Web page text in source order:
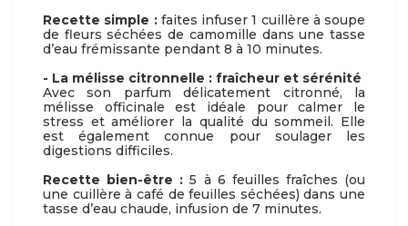
Recette simple :faites infuser 1 cuillère à soupe
de fleurs séchées de camomille dans une tasse
d’eau frémissante pendant 8 à 10 minutes.
- La mélisse citronnelle : fraîcheur et sérénité
Avec son parfum délicatement citronné, la
mélisse officinale est idéale pour calmer le
stress et améliorer la qualité du sommeil. Elle
est également connue pour soulager les
digestions difficiles.
Recette bien-être : 5 à 6 feuilles fraîches (ou
une cuillère à café de feuilles séchées) dans une
tasse d’eau chaude, infusion de 7 minutes.